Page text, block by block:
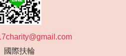
國際扶輪